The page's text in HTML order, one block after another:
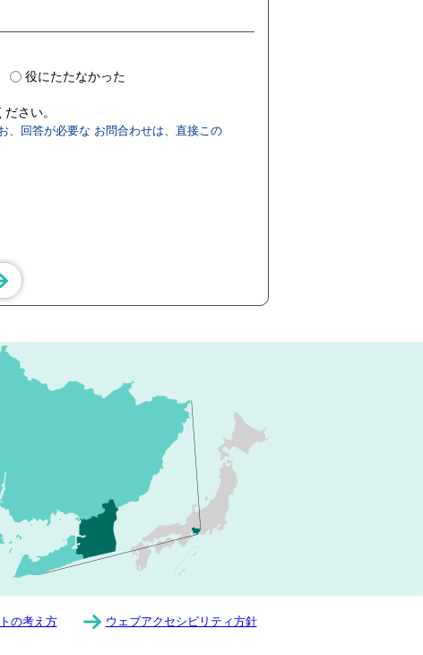
役にたたなかった
さい。
、回答が必要な お問合わせは、直接この
の考え方 ウェブアクセシビリティ方針